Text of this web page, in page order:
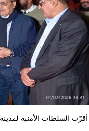
أقرّت السلطات الأمنبة